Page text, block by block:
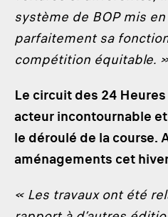
système de BOP mis
parfaitement sa
compétition équitable.
Le circuit des 24
acteur incontournable
le déroulé de la course.
aménagements cet
« Les travaux ont été